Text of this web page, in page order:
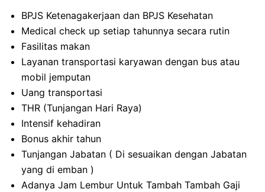
BPJS Ketenagakerjaan dan BPJS Kesehatan
Medical check up setiap tahunnya secara rutin
Fasilitas makan
Layanan transportasi karyawan dengan bus atau
mobil jemputan
Uang transportasi
THR (Tunjangan Hari Raya)
Intensif kehadiran
Bonus akhir tahun
Tunjangan Jabatan ( Di sesuaikan dengan Jabatan
yang di emban )
Adanya Jam Lembur Untuk Tambah Tambah Gaji